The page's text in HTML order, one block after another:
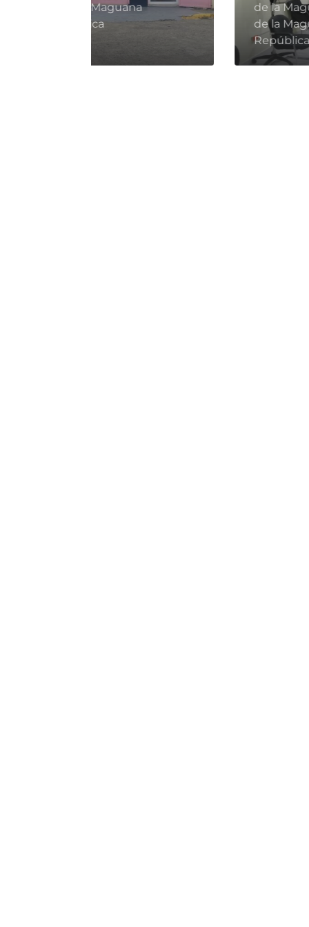
bomba shell, San Juan de
la Maguana, República